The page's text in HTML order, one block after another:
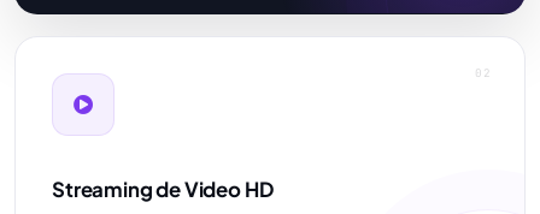
02
Streaming de Video HD